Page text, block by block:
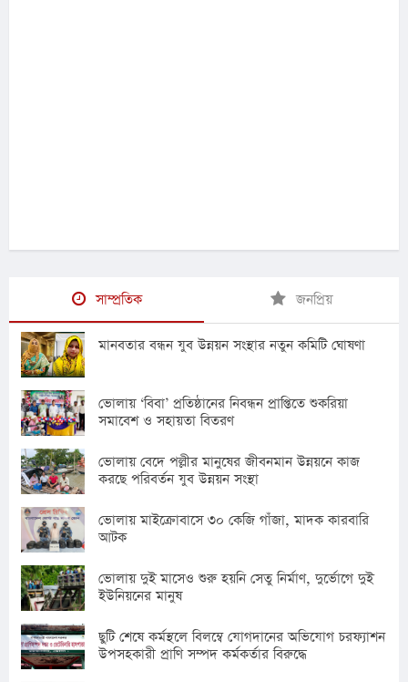
সাম্প্রতিক জনপ্রিয়
মানবতার বন্ধন যুব উন্নয়ন সংস্থার নতুন কমিটি ঘোষণা
ভোলায় ‘বিবা’ প্রতিষ্ঠানের নিবন্ধন প্রাপ্তিতে শুকরিয়া
সমাবেশ ও সহায়তা বিতরণ
ভোলায় বেদে পল্লীর মানুষের জীবনমান উন্নয়নে কাজ
করছে পরিবর্তন যুব উন্নয়ন সংস্থা
ভোলায় মাইক্রোবাসে ৩০ কেজি গাঁজা, মাদক কারবারি
আটক
ভোলায় দুই মাসেও শুরু হয়নি সেতু নির্মাণ, দুর্ভোগে দুই
ইউনিয়নের মানুষ
ছুটি শেষে কর্মস্থলে বিলম্বে যোগদানের অভিযোগ চরফ্যাশন
উপসহকারী প্রাণি সম্পদ কর্মকর্তার বিরুদ্ধে